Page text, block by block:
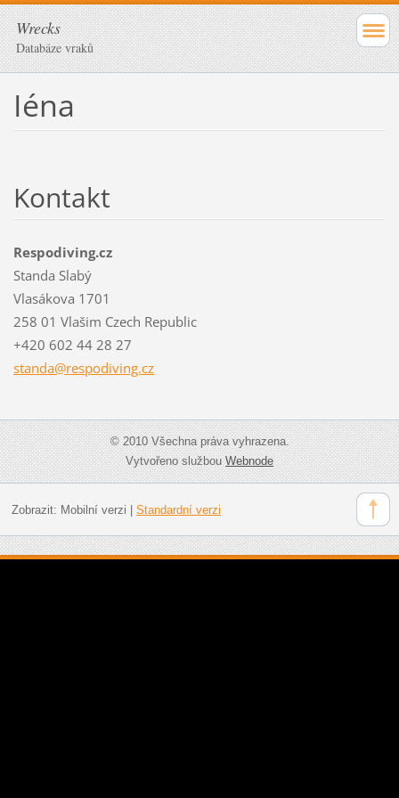
Wrecks
Databáze vraků
Iéna
Kontakt
Respodiving.cz
Standa Slabý
Vlasákova 1701
258 01 Vlašim Czech Republic
+420 602 44 28 27
standa@respodiving.cz
© 2010 Všechna práva vyhrazena.
Vytvořeno službouWebnode
Zobrazit: Mobilní verzi Standardní verzi